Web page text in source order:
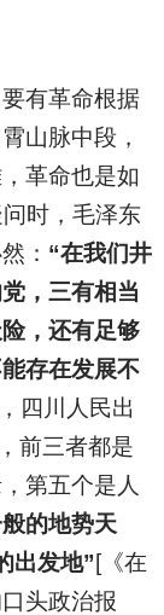
有革命根据
山脉中段，
革命也是如
时，毛泽东
： “在我们井
，三有相当
，还有足够
存在发展不
四川人民出
前三者都是
第五个是人
的地势天
出发地” [《在
头政治报